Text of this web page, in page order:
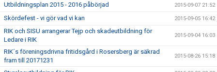
Utbildningsplan 2015 - 2016 påbörjad 2015-09-07 21:52
Skördefest - vi gör vad vi kan 2015-09-05 16:42
RIK och SISU arrangerar Tejp och skadeutbildning för
Ledare i RIK
2015-09-04 16:03
RIK´s föreningsdrivna fritidsgård i Rosersberg är säkrad
fram till 20171231
2015-08-26 15:18